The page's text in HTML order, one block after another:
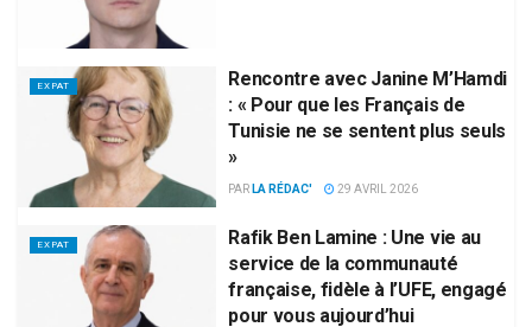
EXPAT
Rencontre avec Janine M’Hamdi
: « Pour que les Français de
Tunisie ne se sentent plus seuls
»
PAR LA RÉDAC' 29 AVRIL 2026
EXPAT
Rafik Ben Lamine : Une vie au
service de la communauté
française, fidèle à l’UFE, engagé
pour vous aujourd’hui